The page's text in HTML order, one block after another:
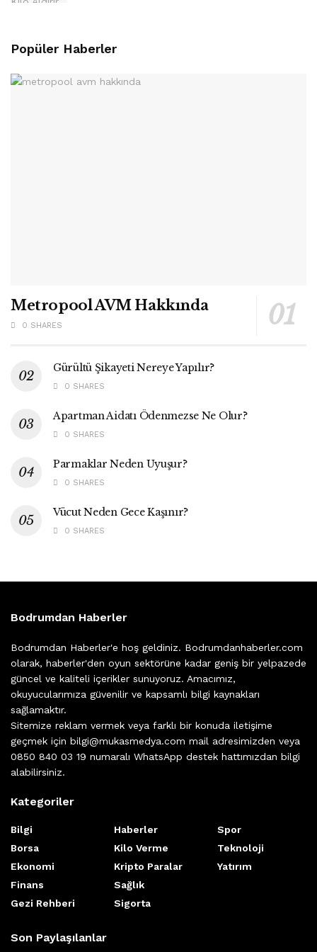
Popüler Haberler
Metropool AVM Hakkında
0 SHARES
Gürültü Şikayeti Nereye Yapılır?
0 SHARES
Apartman Aidatı Ödenmezse Ne Olur?
0 SHARES
Parmaklar Neden Uyuşur?
0 SHARES
Vücut Neden Gece Kaşınır?
0 SHARES
Bodrumdan Haberler
Bodrumdan Haberler'e hoş geldiniz. Bodrumdanhaberler.com
olarak, haberler'den oyun sektörüne kadar geniş bir yelpazede
güncel ve kaliteli içerikler sunuyoruz. Amacımız,
okuyucularımıza güvenilir ve kapsamlı bilgi kaynakları
sağlamaktır.
Sitemize reklam vermek veya farklı bir konuda iletişime
geçmek için bilgi@mukasmedya.com mail adresimizden veya
0850 840 03 19 numaralı WhatsApp destek hattımızdan bilgi
alabilirsiniz.
Kategoriler
Bilgi
Borsa
Ekonomi
Finans
Gezi Rehberi
Haberler
Kilo Verme
Kripto Paralar
Sağlık
Sigorta
Spor
Teknoloji
Yatırım
Son Paylaşılanlar